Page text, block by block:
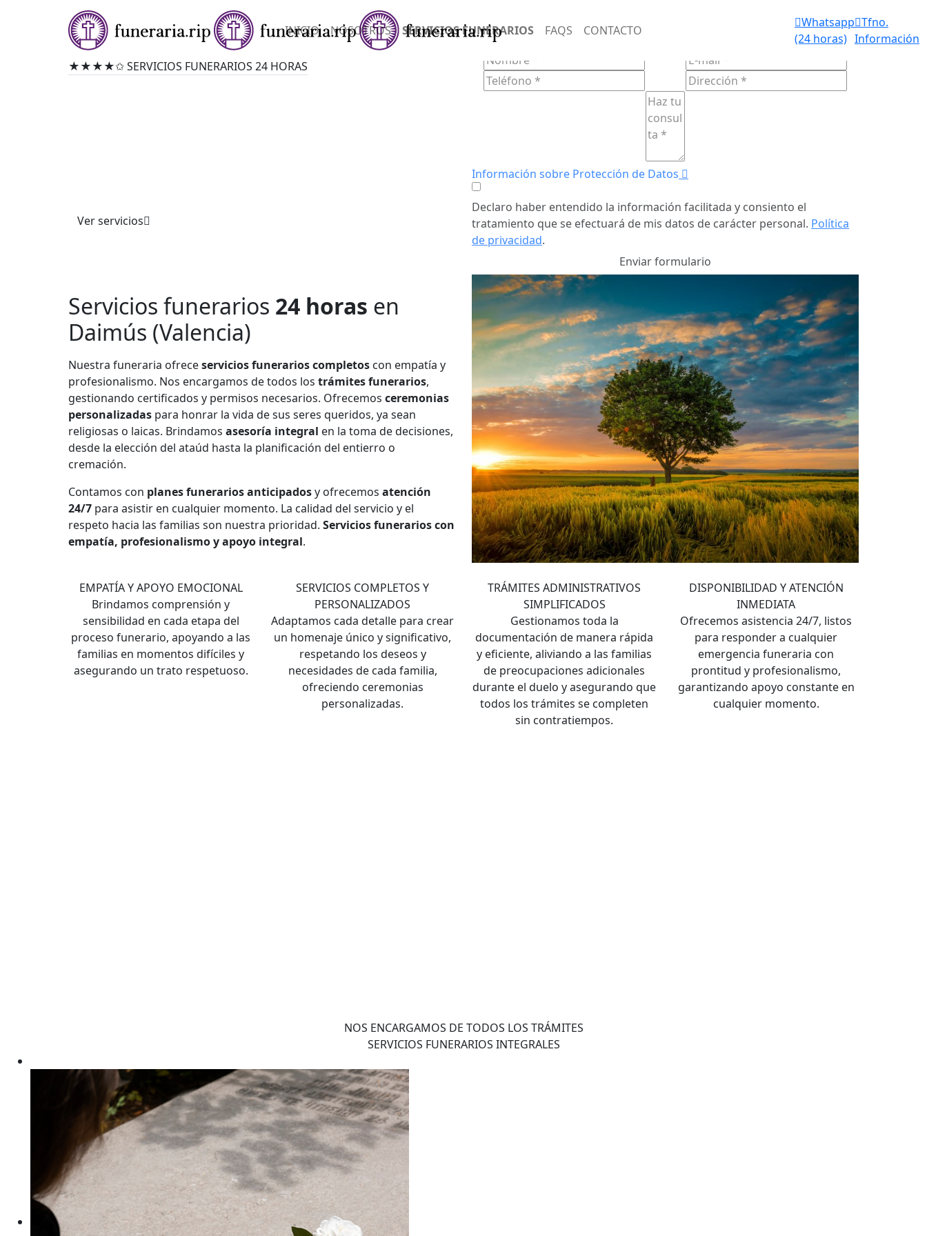
INICIO NOSOTROS SERVICIOS FUNERARIOS FAQS CONTACTO
Whatsapp
(24 horas)
Tfno.
Información
★★★★✩ SERVICIOS FUNERARIOS 24 HORAS
Ver servicios
SERVICIOS FUNERARIOS 24 HORAS
Información sobre Protección de Datos
Declaro haber entendido la información facilitada y consiento el
tratamiento que se efectuará de mis datos de carácter personal. Política
de privacidad.
Servicios funerarios 24 horas en
Daimús (Valencia)
Nuestra funeraria ofreceservicios funerarios completos con empatía y
profesionalismo. Nos encargamos de todos los trámites funerarios,
gestionando certificados y permisos necesarios. Ofrecemos ceremonias
personalizadas para honrar la vida de sus seres queridos, ya sean
religiosas o laicas. Brindamos asesoría integral en la toma de decisiones,
desde la elección del ataúd hasta la planificación del entierro o
cremación.
Contamos con planes funerarios anticipadosy ofrecemos atención
24/7 para asistir en cualquier momento. La calidad del servicio y el
respeto hacia las familias son nuestra prioridad. Servicios funerarios con
empatía, profesionalismo y apoyo integral.
EMPATÍA Y APOYO EMOCIONAL
Brindamos comprensión y
sensibilidad en cada etapa del
proceso funerario, apoyando a las
familias en momentos difíciles y
asegurando un trato respetuoso.
SERVICIOS COMPLETOS Y
PERSONALIZADOS
Adaptamos cada detalle para crear
un homenaje único y significativo,
respetando los deseos y
necesidades de cada familia,
ofreciendo ceremonias
personalizadas.
TRÁMITES ADMINISTRATIVOS
SIMPLIFICADOS
Gestionamos toda la
documentación de manera rápida
y eficiente, aliviando a las familias
de preocupaciones adicionales
durante el duelo y asegurando que
todos los trámites se completen
sin contratiempos.
DISPONIBILIDAD Y ATENCIÓN
INMEDIATA
Ofrecemos asistencia 24/7, listos
para responder a cualquier
emergencia funeraria con
prontitud y profesionalismo,
garantizando apoyo constante en
cualquier momento.
NOS ENCARGAMOS DE TODOS LOS TRÁMITES
SERVICIOS FUNERARIOS INTEGRALES